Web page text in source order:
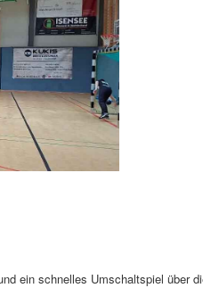
ein schnelles Umschaltspiel über